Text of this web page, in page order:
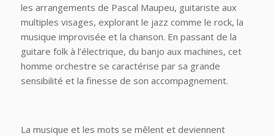
les arrangements de Pascal Maupeu, guitariste aux
multiples visages, explorant le jazz comme le rock, la
musique improvisée et la chanson. En passant de la
guitare folk à l’électrique, du banjo aux machines, cet
homme orchestre se caractérise par sa grande
sensibilité et la finesse de son accompagnement.
La musique et les mots se mêlent et deviennent